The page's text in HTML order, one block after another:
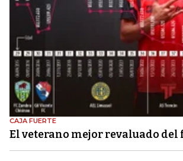
CAJA FUERTE
El veterano mejor revaluado del